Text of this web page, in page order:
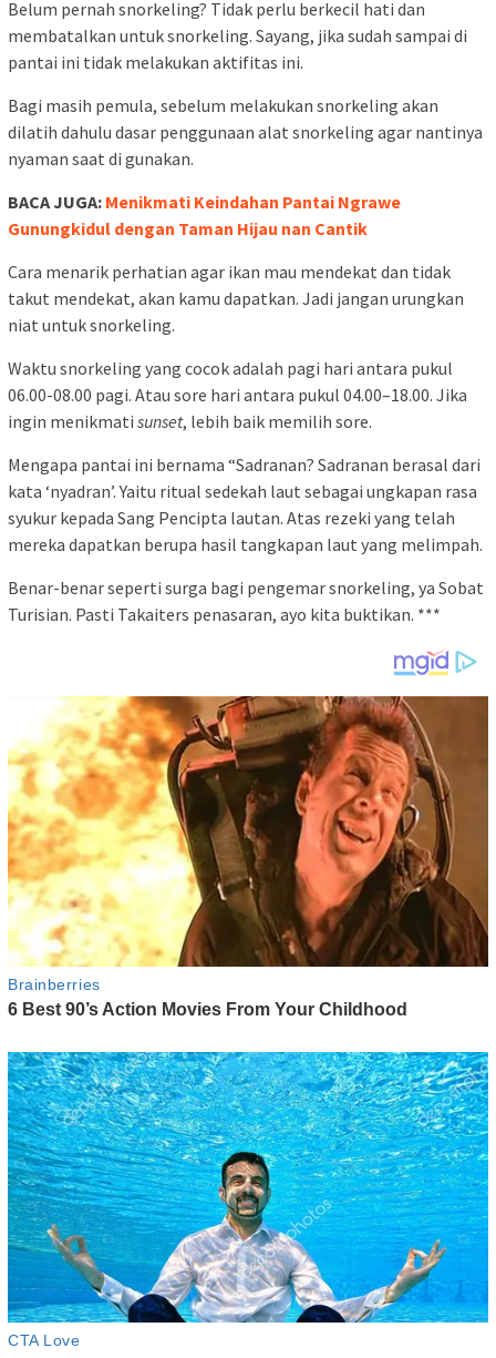
Belum pernah snorkeling? Tidak perlu berkecil hati dan
membatalkan untuk snorkeling. Sayang, jika sudah sampai di
pantai ini tidak melakukan aktifitas ini.
Bagi masih pemula, sebelum melakukan snorkeling akan
dilatih dahulu dasar penggunaan alat snorkeling agar nantinya
nyaman saat di gunakan.
BACA JUGA: Menikmati Keindahan Pantai Ngrawe
Gunungkidul dengan Taman Hijau nan Cantik
Cara menarik perhatian agar ikan mau mendekat dan tidak
takut mendekat, akan kamu dapatkan. Jadi jangan urungkan
niat untuk snorkeling.
Waktu snorkeling yang cocok adalah pagi hari antara pukul
06.00-08.00 pagi. Atau sore hari antara pukul 04.00–18.00. Jika
ingin menikmati sunset, lebih baik memilih sore.
Mengapa pantai ini bernama “Sadranan? Sadranan berasal dari
kata ‘nyadran’. Yaitu ritual sedekah laut sebagai ungkapan rasa
syukur kepada Sang Pencipta lautan. Atas rezeki yang telah
mereka dapatkan berupa hasil tangkapan laut yang melimpah.
Benar-benar seperti surga bagi pengemar snorkeling, ya Sobat
Turisian. Pasti Takaiters penasaran, ayo kita buktikan. ***